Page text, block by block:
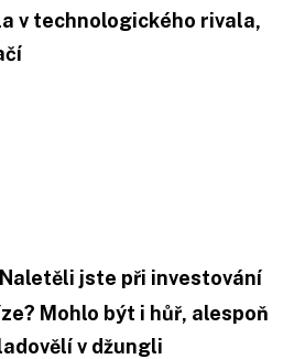
v technologického rivala,
Naletěli jste při investování
Mohlo být i hůř, alespoň
v džungli